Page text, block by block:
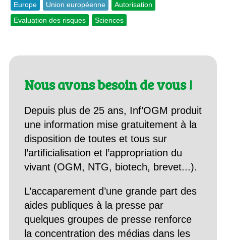
Europe Union européenne
Autorisation
Evaluation des risques
Sciences
Nous avons besoin de vous !
Depuis plus de 25 ans, Inf’OGM produit
une information mise gratuitement à la
disposition de toutes et tous sur
l’artificialisation et l’appropriation du
vivant (OGM, NTG, biotech, brevet...).
L’accaparement d’une grande part des
aides publiques à la presse par
quelques groupes de presse renforce
la concentration des médias dans les